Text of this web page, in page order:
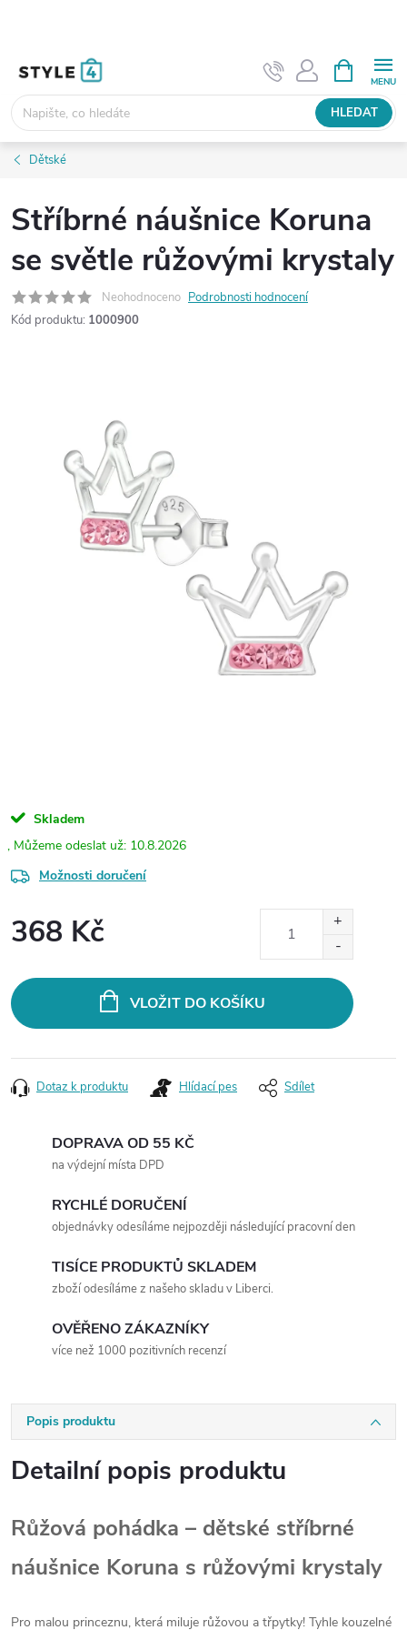
HLEDAT
NÁKUPNÍ
KOŠÍK
Dětské
Stříbrné náušnice Koruna
se světle růžovými krystaly
Neohodnoceno Podrobnosti hodnocení
Kód produktu: 1000900
Skladem
10.8.2026
Možnosti doručení
368 Kč
VLOŽIT DO KOŠÍKU
Dotaz k produktu Hlídací pes Sdílet
DOPRAVA OD 55 KČ
na výdejní místa DPD
RYCHLÉ DORUČENÍ
objednávky odesíláme nejpozději následující pracovní den
TISÍCE PRODUKTŮ SKLADEM
zboží odesíláme z našeho skladu v Liberci.
OVĚŘENO ZÁKAZNÍKY
více než 1000 pozitivních recenzí
Popis produktu
Detailní popis produktu
Růžová pohádka – dětské stříbrné
náušnice Koruna s růžovými krystaly
Pro malou princeznu, která miluje růžovou a třpytky! Tyhle kouzelné